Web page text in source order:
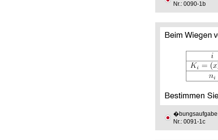
Nr.: 0090-1b
�bungsaufgabe
Nr.: 0091-1c